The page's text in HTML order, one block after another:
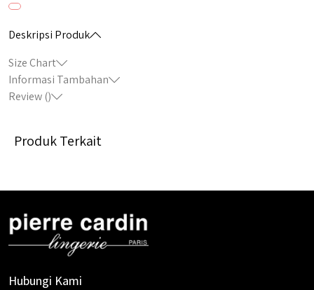
Deskripsi Produk
Size Chart
Informasi Tambahan
Review ()
Produk Terkait
Hubungi Kami